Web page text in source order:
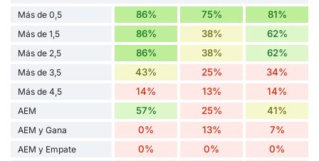
Más de 0,5 86% 75% 81%
Más de 1,5 86% 38% 62%
Más de 2,5 86% 38% 62%
Más de 3,5 43% 25% 34%
Más de 4,5 14% 13% 14%
AEM 57% 25% 41%
AEM y Gana 0% 13% 7%
AEM y Empate 0% 0% 0%